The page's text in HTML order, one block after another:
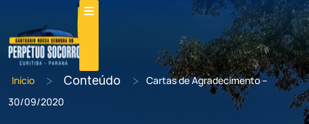
Início > Conteúdo >
Cartas de Agradecimento –
30/09/2020